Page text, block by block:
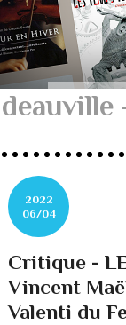
deauville
2022
06/04
Critique -
Vincent
Valenti du